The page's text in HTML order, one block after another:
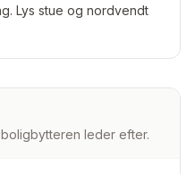
Lys stue og nordvendt
leder efter.